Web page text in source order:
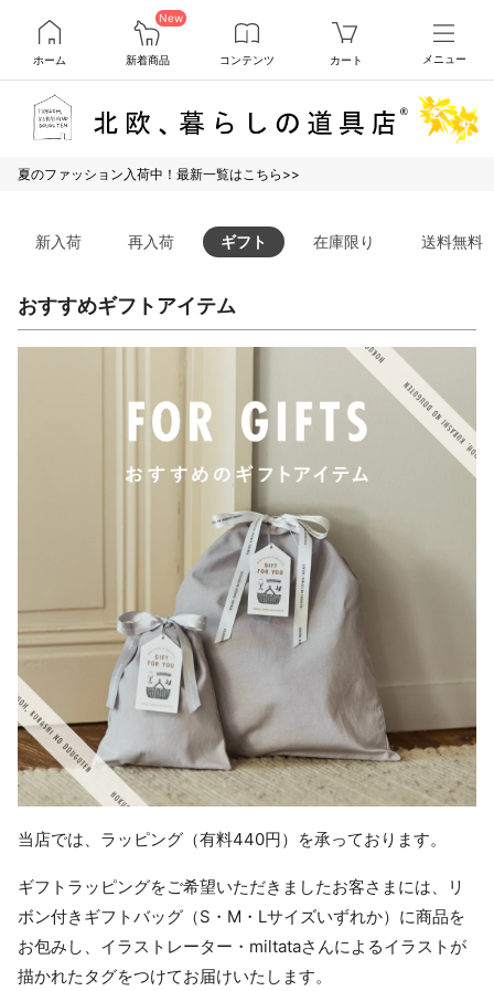
ホーム
New
新着商品 コンテンツ カート メニュー
夏のファッション入荷中！最新一覧はこちら>>
新入荷 再入荷 ギフト 在庫限り 送料無料
おすすめギフトアイテム
当店では、ラッピング（有料440円）を承っております。
ギフトラッピングをご希望いただきましたお客さまには、リ
ボン付きギフトバッグ（S・M・Lサイズいずれか）に商品を
お包みし、イラストレーター・miltataさんによるイラストが
描かれたタグをつけてお届けいたします。